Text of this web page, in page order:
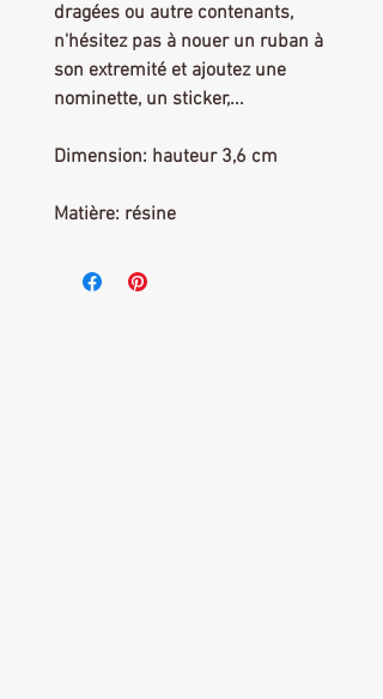
dragées ou autre contenants,
n'hésitez pas à nouer un ruban à
son extremité et ajoutez une
nominette, un sticker,...
Dimension: hauteur 3,6 cm
Matière: résine